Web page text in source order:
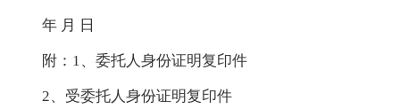
年 月 日
附：1、委托人身份证明复印件
2、受委托人身份证明复印件